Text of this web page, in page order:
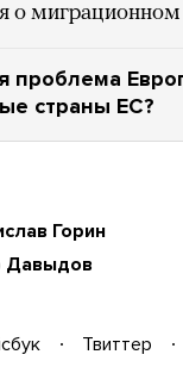
о миграционном
проблема
страны ЕС?
Горин
Давыдов
Твиттер